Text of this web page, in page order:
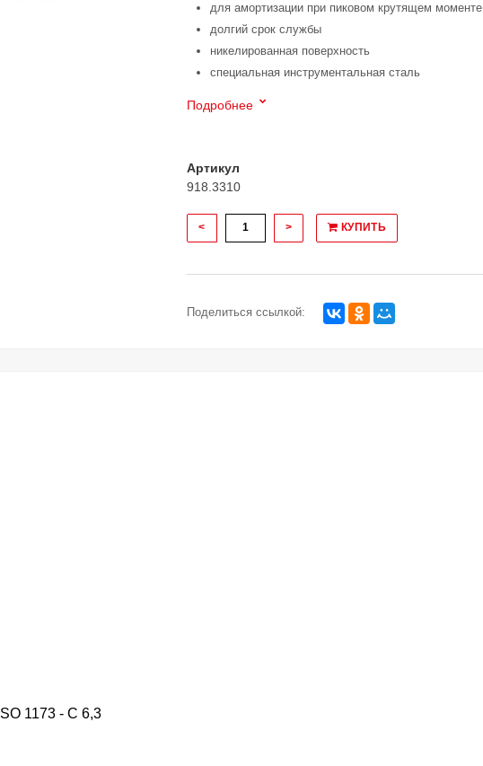
для амортизации при пиковом крутящем моменте
долгий срок службы
никелированная поверхность
специальная инструментальная сталь
Подробнее
Артикул
918.3310
< > КУПИТЬ
Поделиться ссылкой:
1173 - C 6,3